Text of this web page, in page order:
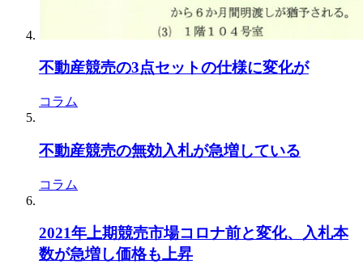
不動産競売の3点セットの仕様に変化が
コラム
不動産競売の無効入札が急増している
コラム
2021年上期競売市場コロナ前と変化、入札本
数が急増し価格も上昇